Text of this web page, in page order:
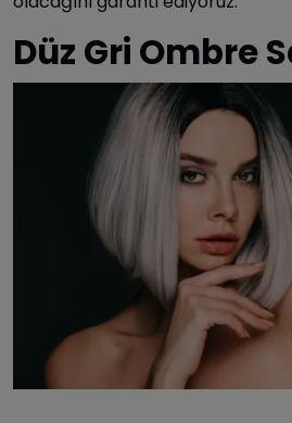
Düz Gri Ombre